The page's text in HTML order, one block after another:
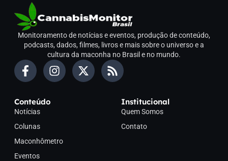
Monitoramento de notícias e eventos, produção de conteúdo,
podcasts, dados, filmes, livros e mais sobre o universo e a
cultura da maconha no Brasil e no mundo.
Conteúdo
Notícias
Colunas
Maconhômetro
Eventos
Institucional
Quem Somos
Contato